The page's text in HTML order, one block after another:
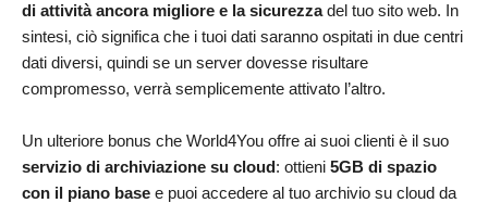
di attività ancora migliore e la sicurezzadel tuo sito web. In
sintesi, ciò significa che i tuoi dati saranno ospitati in due centri
dati diversi, quindi se un server dovesse risultare
compromesso, verrà semplicemente attivato l’altro.
Un ulteriore bonus che World4You offre ai suoi clienti è il suo
servizio di archiviazione su cloud: ottieni 5GB di spazio
con il piano base e puoi accedere al tuo archivio su cloud da